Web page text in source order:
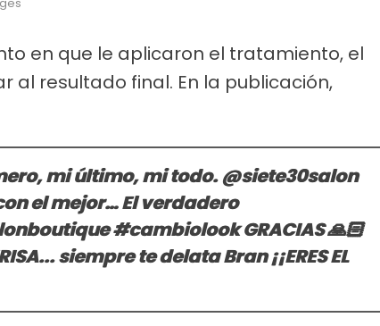
en que le aplicaron el tratamiento, el
al resultado final. En la publicación,
mi último, mi todo. @siete30salon
el mejor… El verdadero
#cambiolook GRACIAS 🙏🏻
siempre te delata Bran ¡¡ERES EL